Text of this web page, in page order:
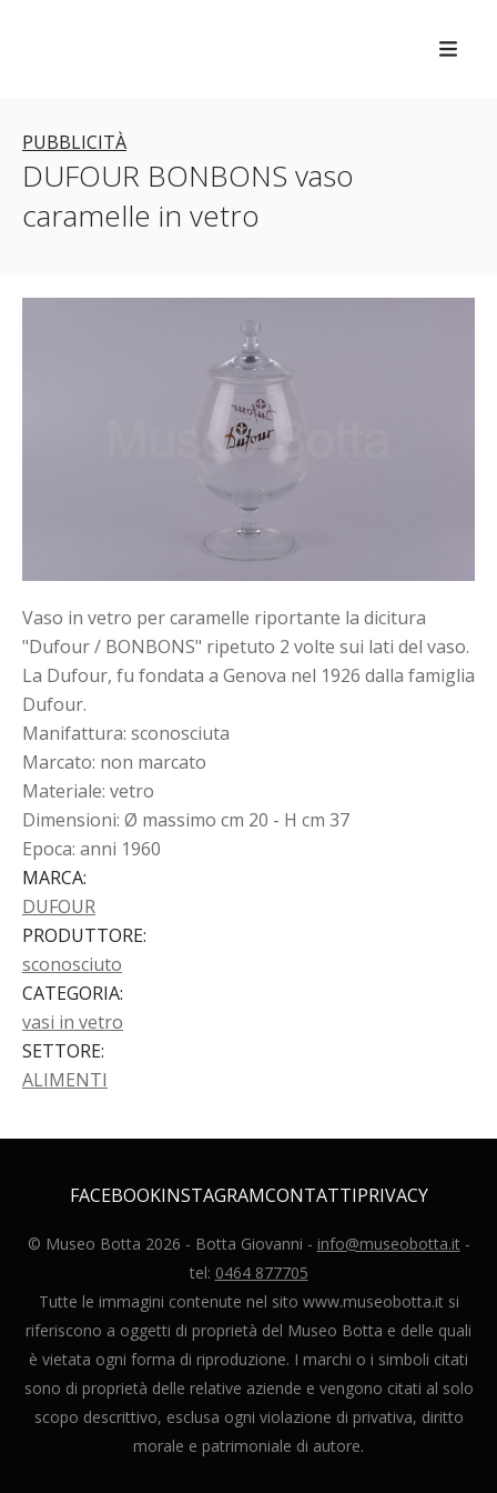
PUBBLICITÀ
DUFOUR BONBONS vaso
caramelle in vetro
Vaso in vetro per caramelle riportante la dicitura
"Dufour / BONBONS" ripetuto 2 volte sui lati del vaso.
La Dufour, fu fondata a Genova nel 1926 dalla famiglia
Dufour.
Manifattura: sconosciuta
Marcato: non marcato
Materiale: vetro
Dimensioni: Ø massimo cm 20 - H cm 37
Epoca: anni 1960
MARCA:
DUFOUR
PRODUTTORE:
sconosciuto
CATEGORIA:
vasi in vetro
SETTORE:
ALIMENTI
FACEBOOKINSTAGRAMCONTATTIPRIVACY
© Museo Botta 2026 - Botta Giovanni - info@museobotta.it-
tel: 0464 877705
Tutte le immagini contenute nel sito www.museobotta.it si
riferiscono a oggetti di proprietà del Museo Botta e delle quali
è vietata ogni forma di riproduzione. I marchi o i simboli citati
sono di proprietà delle relative aziende e vengono citati al solo
scopo descrittivo, esclusa ogni violazione di privativa, diritto
morale e patrimoniale di autore.